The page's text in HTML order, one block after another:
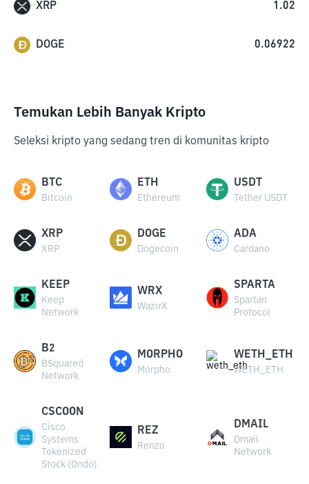
XRP 1.02
DOGE 0.06922
Temukan Lebih Banyak Kripto
Seleksi kripto yang sedang tren di komunitas kripto
BTC
Bitcoin
ETH
Ethereum
USDT
Tether USDT
XRP
XRP
DOGE
Dogecoin
ADA
Cardano
KEEP
Keep
Network
WRX
WazirX
SPARTA
Spartan
Protocol
B2
BSquared
Network
MORPHO
Morpho
WETH_ETH
WETH_ETH
CSCOON
Cisco
Systems
Tokenized
Stock (Ondo)
REZ
Renzo
DMAIL
Dmail
Network